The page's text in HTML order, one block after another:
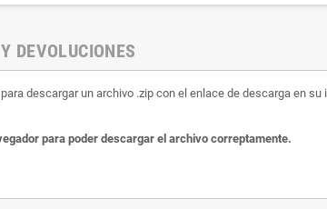
DEVOLUCIONES
descargar un archivo .zip con el enlace de descarga en su
para poder descargar el archivo correptamente.